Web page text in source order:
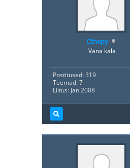
Cthepy
Vana kala
Postitused: 319
Teemad: 7
Liitus: Jan 2008